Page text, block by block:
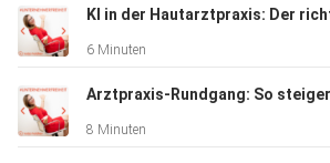
6 Minuten
8 Minuten